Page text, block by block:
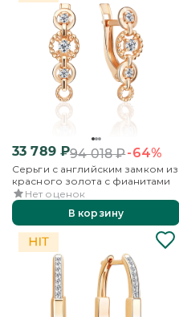
33 789₽94 018₽-64%
Серьги с английским замком из
красного золота с фианитами
Нет оценок
В корзину